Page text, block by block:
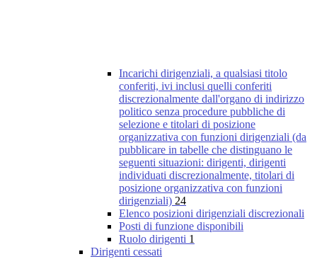
Incarichi dirigenziali, a qualsiasi titolo
conferiti, ivi inclusi quelli conferiti
discrezionalmente dall'organo di indirizzo
politico senza procedure pubbliche di
selezione e titolari di posizione
organizzativa con funzioni dirigenziali (da
pubblicare in tabelle che distinguano le
seguenti situazioni: dirigenti, dirigenti
individuati discrezionalmente, titolari di
posizione organizzativa con funzioni
dirigenziali) 24
Elenco posizioni dirigenziali discrezionali
Posti di funzione disponibili
Ruolo dirigenti 1
Dirigenti cessati